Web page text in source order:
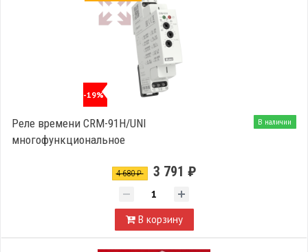
-19%
В наличии
Реле времени CRM-91H/UNI
многофункциональное
4 680 ₽ 3 791 ₽
В корзину